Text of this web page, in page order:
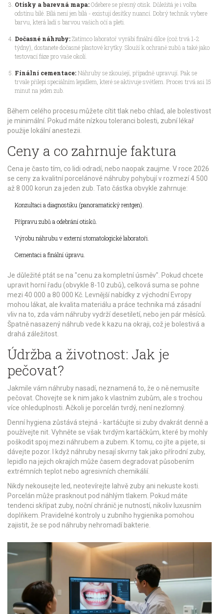
Otisky a barevná mapa:Odebere se přesný otisk. Důležitá je i volba
odstínu bílé. Bílá není jen bílá - existují desítky nuancí. Dobrý technik vybere
barvu, která ladí s barvou vašich očí a pleti.
Dočasné náhruby:Zatímco laboratoř vyrábí finální dílce (což trvá 1-2
týdny), dostanete dočasné plastové krytky. Slouží k ochraně zubů a také jako
testovací fáze pro vaše okolí.
Finální cementace:Náhruby se zkoušejí, případně upravují. Pak se
trvale přilepí speciálním lepidlem, které se aktivuje světlem. Proces trvá asi 15
minut na jeden zub.
Během celého procesu můžete cítit tlak nebo chlad, ale bolestivost
je minimální. Pokud máte nízkou toleranci bolesti, zubní lékař
použije lokální anestezii.
Ceny a co zahrnuje faktura
Cena je často tím, co lidi odradí, nebo naopak zaujme. V roce 2026
se ceny za kvalitní porcelánové náhruby pohybují v rozmezí 4 500
až 8 000 korun za jeden zub. Tato částka obvykle zahrnuje:
Konzultaci a diagnostiku (panoramatický rentgen).
Přípravu zubů a odebrání otisků.
Výrobu náhrubu v externí stomatologické laboratoři.
Cementaci a finální úpravu.
Je důležité ptát se na "cenu za kompletní úsměv". Pokud chcete
upravit horní řadu (obvykle 8-10 zubů), celková suma se pohne
mezi 40 000 a 80 000 Kč. Levnější nabídky z východní Evropy
mohou lákat, ale kvalita materiálu a práce technika má zásadní
vliv na to, zda vám náhruby vydrží desetiletí, nebo jen pár měsíců.
Špatně nasazený náhrub vede k kazu na okraji, což je bolestivá a
drahá záležitost.
Údržba a životnost: Jak je
pečovat?
Jakmile vám náhruby nasadí, neznamená to, že o ně nemusíte
pečovat. Chovejte se k nim jako k vlastním zubům, ale s trochou
více ohleduplnosti. Ačkoli je porcelán tvrdý, není nezlomný.
Denní hygiena zůstává stejná - kartáčujte si zuby dvakrát denně a
používejte nit. Vyhněte se však tvrdým kartáčkům, které by mohly
poškodit spoj mezi náhrubem a zubem. K tomu, co jíte a pijete, si
dávejte pozor. I když náhruby nesají skvrny tak jako přírodní zuby,
lepidlo na jejich okrajích může časem degradovat působením
extrémních teplot nebo agresivních chemikálií.
Nikdy nekousejte led, neotevírejte lahvě zuby ani nekuste kosti.
Porcelán může prasknout pod náhlým tlakem. Pokud máte
tendenci skřípat zuby, noční chránič je nutností, nikoliv luxusním
doplňkem. Pravidelné kontroly u zubního hygienika pomohou
zajistit, že se pod náhruby nehromadí bakterie.